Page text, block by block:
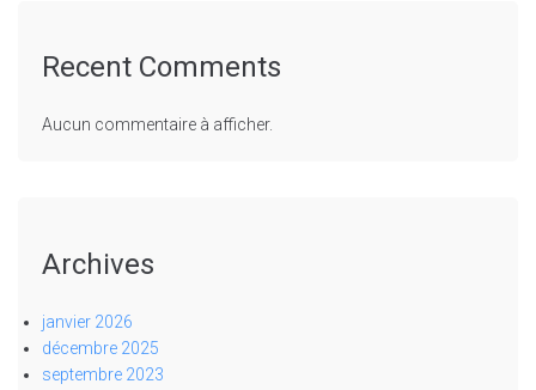
Recent Comments
Aucun commentaire à afficher.
Archives
janvier 2026
décembre 2025
septembre 2023